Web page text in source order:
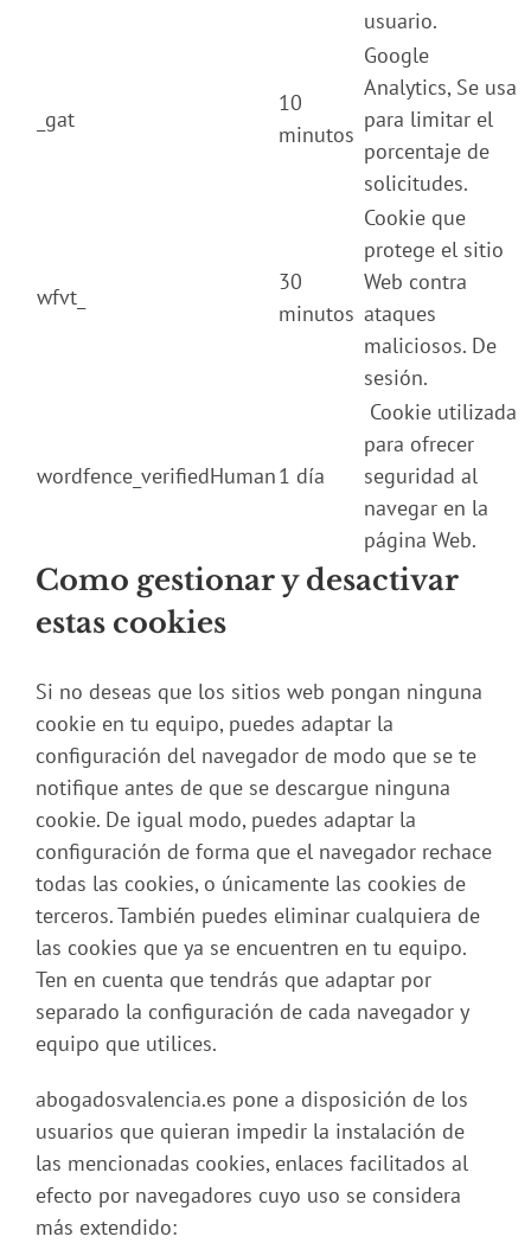
usuario.
_gat
10
minutos
Google
Analytics, Se usa
para limitar el
porcentaje de
solicitudes.
wfvt_
30
minutos
Cookie que
protege el sitio
Web contra
ataques
maliciosos. De
sesión.
wordfence_verifiedHuman1 día
Cookie utilizada
para ofrecer
seguridad al
navegar en la
página Web.
Como gestionar y desactivar
estas cookies
Si no deseas que los sitios web pongan ninguna
cookie en tu equipo, puedes adaptar la
configuración del navegador de modo que se te
notifique antes de que se descargue ninguna
cookie. De igual modo, puedes adaptar la
configuración de forma que el navegador rechace
todas las cookies, o únicamente las cookies de
terceros. También puedes eliminar cualquiera de
las cookies que ya se encuentren en tu equipo.
Ten en cuenta que tendrás que adaptar por
separado la configuración de cada navegador y
equipo que utilices.
abogadosvalencia.es pone a disposición de los
usuarios que quieran impedir la instalación de
las mencionadas cookies, enlaces facilitados al
efecto por navegadores cuyo uso se considera
más extendido: